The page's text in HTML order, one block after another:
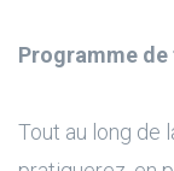
Programme
Tout au long de